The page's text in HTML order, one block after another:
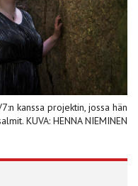
kanssa projektin, jossa hän
KUVA: HENNA NIEMINEN